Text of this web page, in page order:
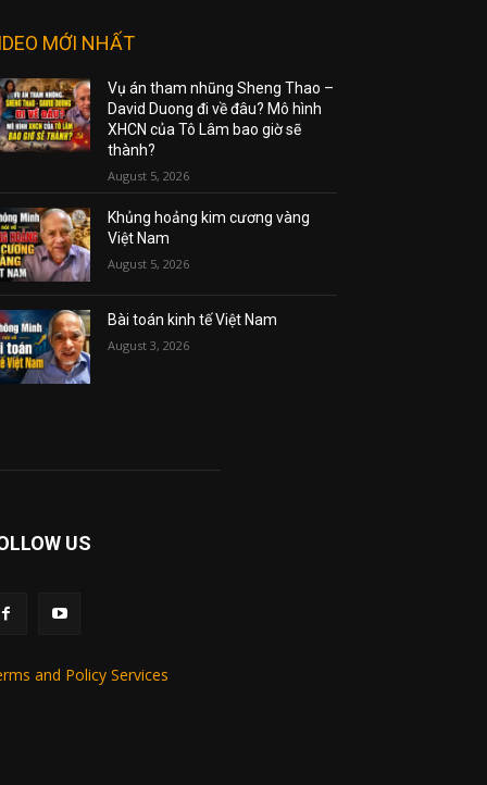
MỚI NHẤT
Vụ án tham nhũng Sheng Thao –
David Duong đi về đâu? Mô hình
XHCN của Tô Lâm bao giờ sẽ
thành?
August 5, 2026
Khủng hoảng kim cương vàng
Việt Nam
August 5, 2026
Bài toán kinh tế Việt Nam
August 3, 2026
US
and Policy Services